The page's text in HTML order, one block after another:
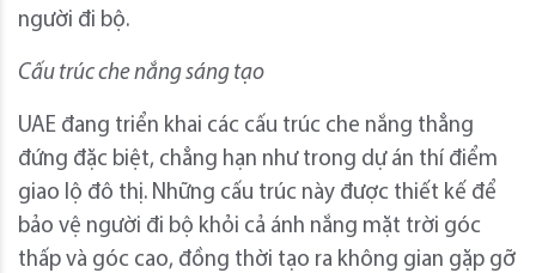
người đi bộ.
Cấu trúc che nắng sáng tạo
UAE đang triển khai các cấu trúc che nắng thẳng
đứng đặc biệt, chẳng hạn như trong dự án thí điểm
giao lộ đô thị. Những cấu trúc này được thiết kế để
bảo vệ người đi bộ khỏi cả ánh nắng mặt trời góc
thấp và góc cao, đồng thời tạo ra không gian gặp gỡ